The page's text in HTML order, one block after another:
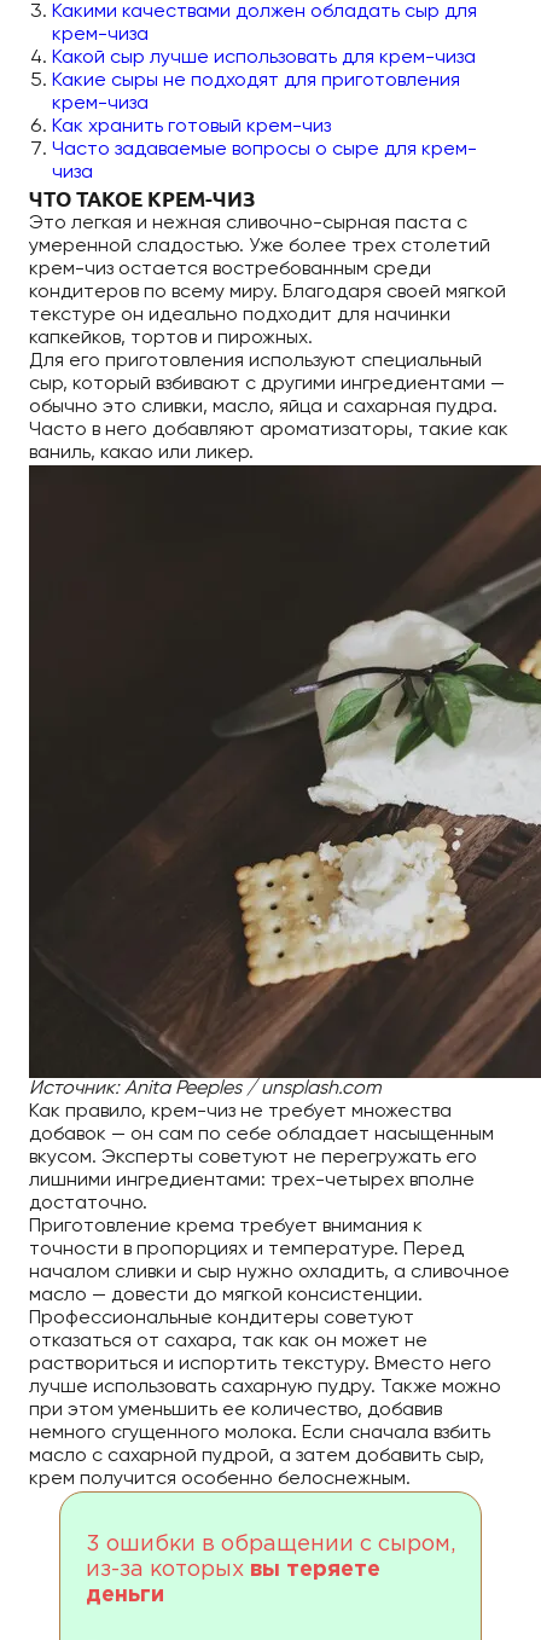
Какими качествами должен обладать сыр для
крем-чиза
Какой сыр лучше использовать для крем-чиза
Какие сыры не подходят для приготовления
крем-чиза
Как хранить готовый крем-чиз
Часто задаваемые вопросы о сыре для крем-
чиза
ЧТО ТАКОЕ КРЕМ-ЧИЗ
Это легкая и нежная сливочно-сырная паста с
умеренной сладостью. Уже более трех столетий
крем-чиз остается востребованным среди
кондитеров по всему миру. Благодаря своей мягкой
текстуре он идеально подходит для начинки
капкейков, тортов и пирожных.
Для его приготовления используют специальный
сыр, который взбивают с другими ингредиентами —
обычно это сливки, масло, яйца и сахарная пудра.
Часто в него добавляют ароматизаторы, такие как
ваниль, какао или ликер.
Источник: Anita Peeples / unsplash.com
Как правило, крем-чиз не требует множества
добавок — он сам по себе обладает насыщенным
вкусом. Эксперты советуют не перегружать его
лишними ингредиентами: трех-четырех вполне
достаточно.
Приготовление крема требует внимания к
точности в пропорциях и температуре. Перед
началом сливки и сыр нужно охладить, а сливочное
масло — довести до мягкой консистенции.
Профессиональные кондитеры советуют
отказаться от сахара, так как он может не
раствориться и испортить текстуру. Вместо него
лучше использовать сахарную пудру. Также можно
при этом уменьшить ее количество, добавив
немного сгущенного молока. Если сначала взбить
масло с сахарной пудрой, а затем добавить сыр,
крем получится особенно белоснежным.
3 ошибки в обращении с сыром,
из-за которых вы теряете
деньги